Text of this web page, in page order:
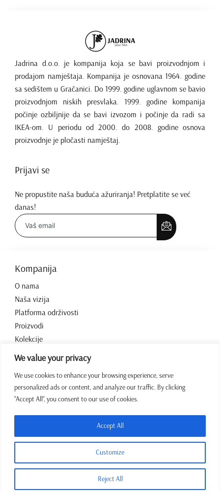
We value your privacy
We use cookies to enhance your browsing experience, serve
personalized ads or content, and analyze our traffic. By clicking
"Accept All", you consent to our use of cookies.
Customize
Reject All
Accept All
Jadrina d.o.o. je kompanija koja se bavi proizvodnjom i
prodajom namještaja. Kompanija je osnovana 1964. godine
sa sedištem u Gračanici. Do 1999. godine uglavnom se bavio
proizvodnjom niskih presvlaka. 1999. godine kompanija
počinje ozbiljnije da se bavi izvozom i počinje da radi sa
IKEA-om. U periodu od 2000. do 2008. godine osnova
proizvodnje je pločasti namještaj.
Prijavi se
Ne propustite naša buduća ažuriranja! Pretplatite se već
danas!
Kompanija
O nama
Naša vizija
Platforma održivosti
Proizvodi
Kolekcije
Kontakt
Radno vrijeme
sales@jadrina.ba